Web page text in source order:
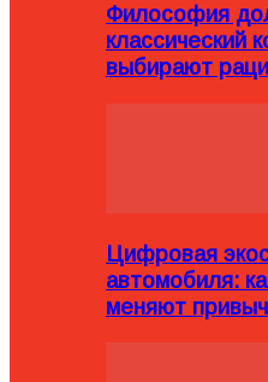
Философия
классический
выбирают
Цифровая
автомобиля:
меняют